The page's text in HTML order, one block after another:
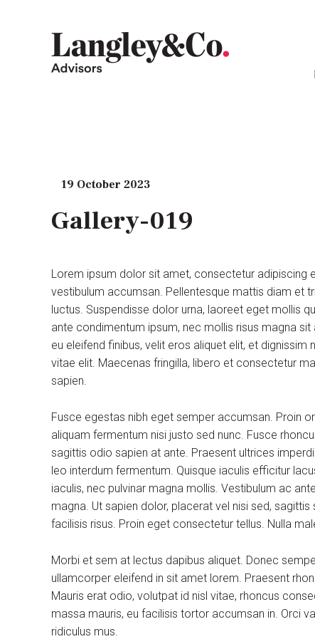
19 October 2023
Gallery-019
Lorem ipsum dolor sit amet, consectetur adipiscing
vestibulum accumsan. Pellentesque mattis diam et
luctus. Suspendisse dolor urna, laoreet eget mollis
ante condimentum ipsum, nec mollis risus magna
eu eleifend finibus, velit eros aliquet elit, et
vitae elit. Maecenas fringilla, libero et consectetur
sapien.
Fusce egestas nibh eget semper accumsan. Proin
aliquam fermentum nisi justo sed nunc. Fusce
sagittis odio sapien at ante. Praesent ultrices
leo interdum fermentum. Quisque iaculis efficitur
iaculis, nec pulvinar magna mollis. Vestibulum ac
magna. Ut sapien dolor, placerat vel nisi sed,
facilisis risus. Proin eget consectetur tellus. Nulla
Morbi et sem at lectus dapibus aliquet. Donec
ullamcorper eleifend in sit amet lorem. Praesent
Mauris erat odio, volutpat id nisl vitae, rhoncus
massa mauris, eu facilisis tortor accumsan in. Orci
ridiculus mus.